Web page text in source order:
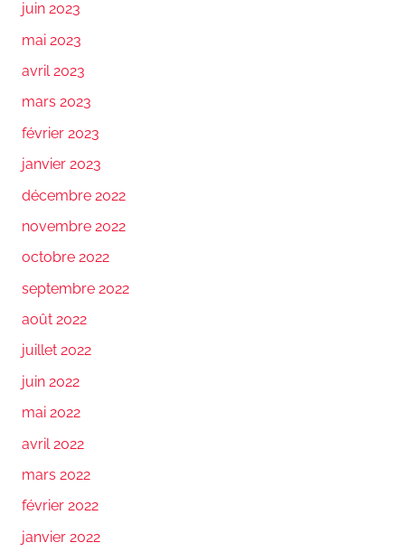
juin 2023
mai 2023
avril 2023
mars 2023
février 2023
janvier 2023
décembre 2022
novembre 2022
octobre 2022
septembre 2022
août 2022
juillet 2022
juin 2022
mai 2022
avril 2022
mars 2022
février 2022
janvier 2022